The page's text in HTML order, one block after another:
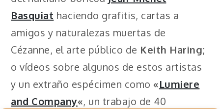
Basquiat haciendo grafitis, cartas a
amigos y naturalezas muertas de
Cézanne, el arte público de Keith Haring;
o vídeos sobre algunos de estos artistas
y un extraño espécimen como«Lumiere
and Company«, un trabajo de 40